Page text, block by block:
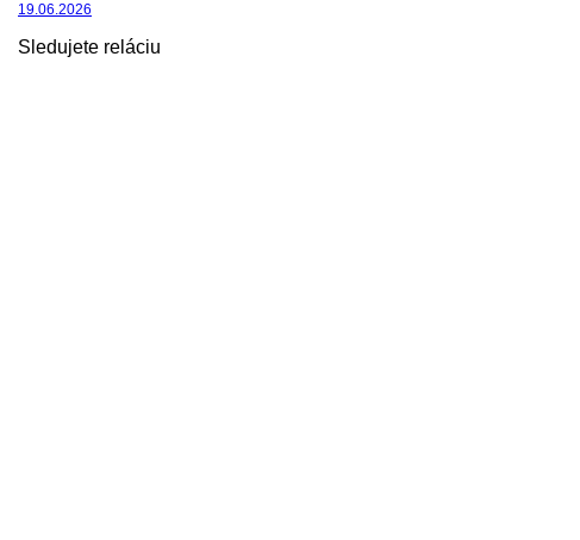
19.06.2026
Sledujete reláciu